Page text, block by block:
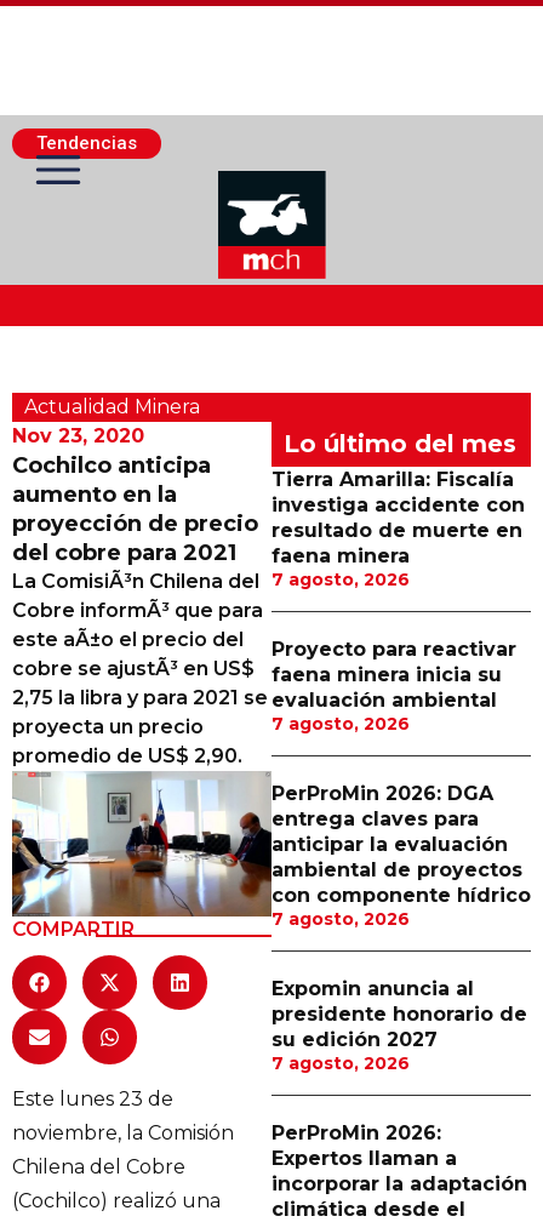
Tendencias
Actualidad Minera
Minería Superficie
Minerí­a Subterránea
Proveedores
Canal Digital
Columnas de Opinión
Designaciones
Calendario de Eventos
Revistas Digital
Siguenos
Actualidad Minera
Nov 23, 2020
Cochilco anticipa
aumento en la
proyección de precio
del cobre para 2021
La ComisiÃ³n Chilena del
Cobre informÃ³ que para
este aÃ±o el precio del
cobre se ajustÃ³ en US$
2,75 la libra y para 2021 se
proyecta un precio
promedio de US$ 2,90.
COMPARTIR
Este lunes 23 de
noviembre, la Comisión
Chilena del Cobre
(Cochilco) realizó una
Lo último del mes
Tierra Amarilla: Fiscalía
investiga accidente con
resultado de muerte en
faena minera
7 agosto, 2026
Proyecto para reactivar
faena minera inicia su
evaluación ambiental
7 agosto, 2026
PerProMin 2026: DGA
entrega claves para
anticipar la evaluación
ambiental de proyectos
con componente hídrico
7 agosto, 2026
Expomin anuncia al
presidente honorario de
su edición 2027
7 agosto, 2026
PerProMin 2026:
Expertos llaman a
incorporar la adaptación
climática desde el